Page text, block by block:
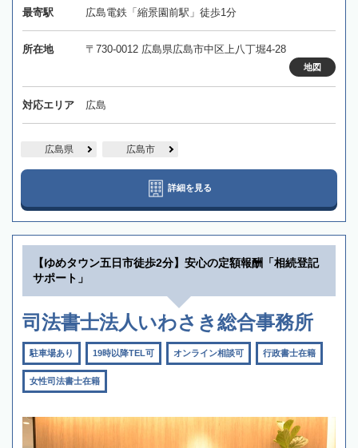
最寄駅 広島電鉄「縮景園前駅」徒歩1分
所在地 〒730-0012 広島県広島市中区上八丁堀4-28
地図
対応エリア 広島
広島県 広島市
詳細を見る
【ゆめタウン五日市徒歩2分】安心の定額報酬「相続登記
サポート」
司法書士法人いわさき総合事務所
駐車場あり 19時以降TEL可 オンライン相談可 行政書士在籍
女性司法書士在籍